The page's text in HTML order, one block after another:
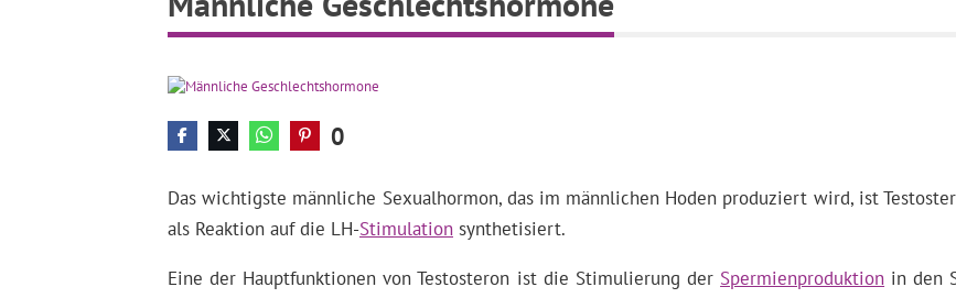
0
Das wichtigste männliche Sexualhormon, das im männlichen Hoden produziert wird, ist
als Reaktion auf die LH-Stimulation synthetisiert.
Eine der Hauptfunktionen von Testosteron ist die Stimulierung der Spermienproduktion in den